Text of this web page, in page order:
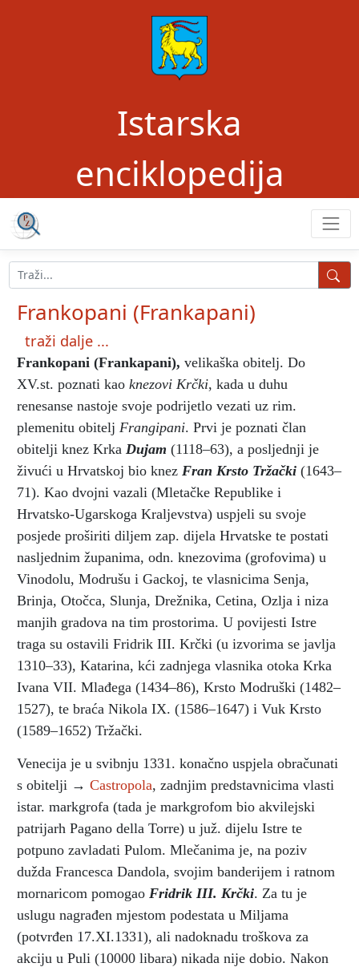
Istarska
enciklopedija
Frankopani (Frankapani)
traži dalje ...
Frankopani (Frankapani), velikaška obitelj. Do
XV.st. poznati kao knezovi Krčki, kada u duhu
renesanse nastoje svoje podrijetlo vezati uz rim.
plemenitu obitelj Frangipani. Prvi je poznati član
obitelji knez Krka Dujam (1118–63), a posljednji je
živući u Hrvatskoj bio knez Fran Krsto Tržački (1643–
71). Kao dvojni vazali (Mletačke Republike i
Hrvatsko-Ugarskoga Kraljevstva) uspjeli su svoje
posjede proširiti diljem zap. dijela Hrvatske te postati
nasljednim županima, odn. knezovima (grofovima) u
Vinodolu, Modrušu i Gackoj, te vlasnicima Senja,
Brinja, Otočca, Slunja, Drežnika, Cetina, Ozlja i niza
manjih gradova na tim prostorima. U povijesti Istre
traga su ostavili Fridrik III. Krčki (u izvorima se javlja
1310–33), Katarina, kći zadnjega vlasnika otoka Krka
Ivana VII. Mlađega (1434–86), Krsto Modruški (1482–
1527), te braća Nikola IX. (1586–1647) i Vuk Krsto
(1589–1652) Tržački.
Venecija je u svibnju 1331. konačno uspjela obračunati
s obitelji → Castropola, zadnjim predstavnicima vlasti
istar. markgrofa (tada je markgrofom bio akvilejski
patrijarh Pagano della Torre) u juž. dijelu Istre te
potpuno zavladati Pulom. Mlečanima je, na poziv
dužda Francesca Dandola, svojim banderijem i ratnom
mornaricom pomogao Fridrik III. Krčki. Za tu je
uslugu nagrađen mjestom podestata u Miljama
(potvrđen 17.XI.1331), ali nadoknadu troškova za
akciju u Puli (10000 libara) nikada nije dobio. Nakon